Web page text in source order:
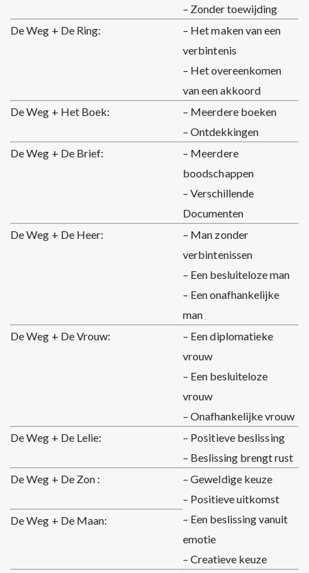
– Zonder toewijding
De Weg + De Ring:
– Het maken van een
verbintenis
– Het overeenkomen
van een akkoord
De Weg + Het Boek:
– Meerdere boeken
– Ontdekkingen
De Weg + De Brief:
– Meerdere
boodschappen
– Verschillende
Documenten
De Weg + De Heer:
– Man zonder
verbintenissen
– Een besluiteloze man
– Een onafhankelijke
man
De Weg + De Vrouw:
– Een diplomatieke
vrouw
– Een besluiteloze
vrouw
– Onafhankelijke vrouw
De Weg + De Lelie:
– Positieve beslissing
– Beslissing brengt rust
De Weg + De Zon :
– Geweldige keuze
– Positieve uitkomst
De Weg + De Maan:
– Een beslissing vanuit
emotie
– Creatieve keuze